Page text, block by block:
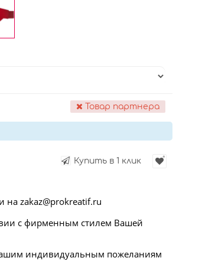
Товар партнера
Купить в 1 клик
zakaz@prokreatif.ru
с фирменным стилем Вашей
индивидуальным пожеланиям